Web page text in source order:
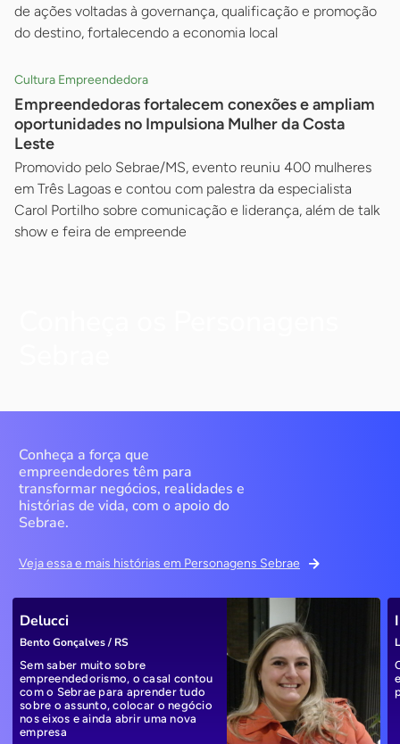
de ações voltadas à governança, qualificação e promoção
do destino, fortalecendo a economia local
Cultura Empreendedora
Empreendedoras fortalecem conexões e ampliam
oportunidades no Impulsiona Mulher da Costa
Leste
Promovido pelo Sebrae/MS, evento reuniu 400 mulheres
em Três Lagoas e contou com palestra da especialista
Carol Portilho sobre comunicação e liderança, além de talk
show e feira de empreende
Conheça a força que
empreendedores têm para
transformar negócios, realidades e
histórias de vida, com o apoio do
Sebrae.
Veja essa e mais histórias em Personagens Sebrae
Delucci
Bento Gonçalves / RS
Sem saber muito sobre
empreendedorismo, o casal contou
com o Sebrae para aprender tudo
sobre o assunto, colocar o negócio
nos eixos e ainda abrir uma nova
empresa